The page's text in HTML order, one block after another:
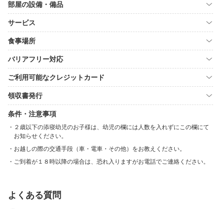
部屋の設備・備品
サービス
食事場所
バリアフリー対応
ご利用可能なクレジットカード
領収書発行
条件・注意事項
２歳以下の添寝幼児のお子様は、幼児の欄には人数を入れずにこの欄にて
お知らせください。
お越しの際の交通手段（車・電車・その他）をお教えください。
ご到着が１８時以降の場合は、恐れ入りますがお電話でご連絡ください。
よくある質問